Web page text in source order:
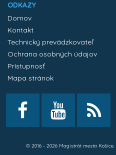
ODKAZY
Domov
Kontakt
Technický prevádzkovateľ
Ochrana osobných údajov
Prístupnosť
Mapa stránok
© 2016 - 2026 Magistrát mesta